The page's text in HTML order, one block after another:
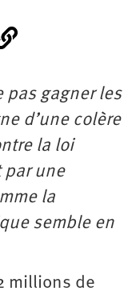
pas gagner les
d’une colère
la loi
par une
la
semble en
millions de